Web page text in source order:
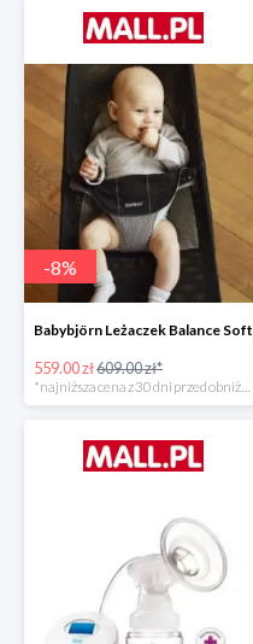
-8%
Babybjörn Leżaczek Balance Soft
559.00 zł609.00 zł*